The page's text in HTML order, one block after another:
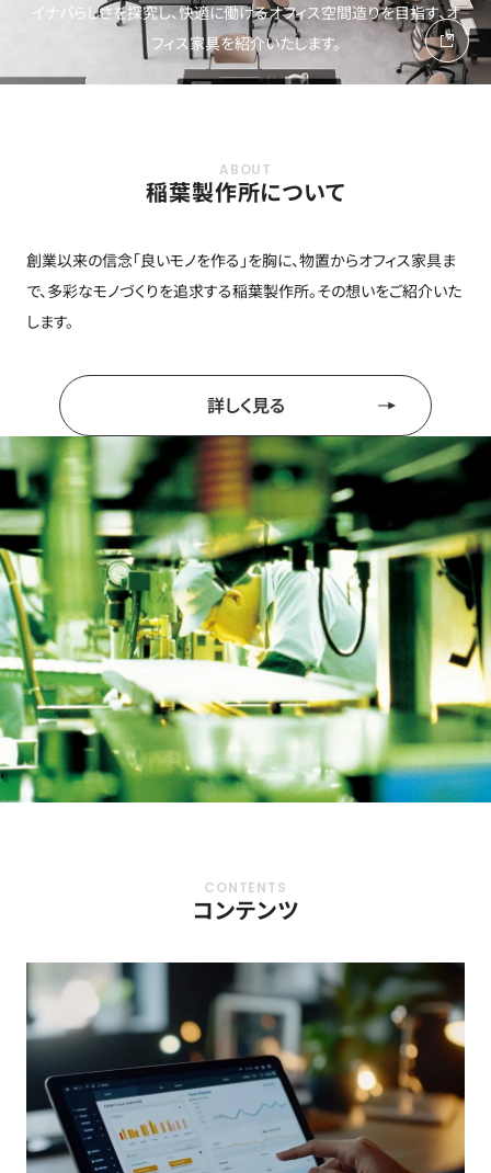
イナバらしさを探究し、快適に働けるオフィス空間造りを目指す、オ
フィス家具を紹介いたします。
稲葉製作所について
創業以来の信念「良いモノを作る」を胸に、物置からオフィス家具ま
で、多彩なモノづくりを追求する稲葉製作所。その想いをご紹介いた
します。
詳しく見る
コンテンツ